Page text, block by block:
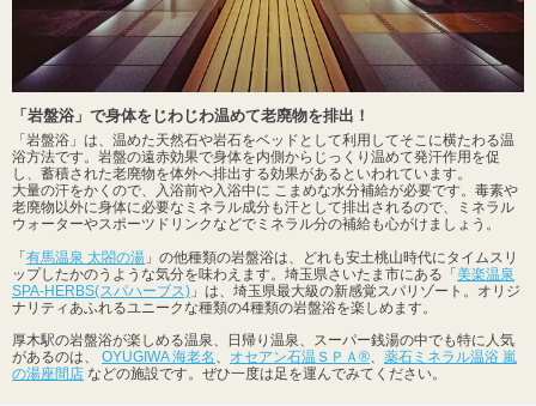
「岩盤浴」で身体をじわじわ温めて老廃物を排出！
「岩盤浴」は、温めた天然石や岩石をベッドとして利用してそこに横たわる温
浴方法です。岩盤の遠赤効果で身体を内側からじっくり温めて発汗作用を促
し、蓄積された老廃物を体外へ排出する効果があるといわれています。
大量の汗をかくので、入浴前や入浴中に こまめな水分補給が必要です。毒素や
老廃物以外に身体に必要なミネラル成分も汗として排出されるので、ミネラル
ウォーターやスポーツドリンクなどでミネラル分の補給も心がけましょう。
「 有馬温泉 太閤の湯 」の他種類の岩盤浴は、どれも安土桃山時代にタイムスリ
ップしたかのうような気分を味わえます。埼玉県さいたま市にある「 美楽温泉
SPA-HERBS(スパハーブス) 」は、埼玉県最大級の新感覚スパリゾート。オリジ
ナリティあふれるユニークな種類の4種類の岩盤浴を楽しめます。
厚木駅の岩盤浴が楽しめる温泉、日帰り温泉、スーパー銭湯の中でも特に人気
があるのは、 OYUGIWA 海老名 、 オセアン石温ＳＰＡ®、 薬石ミネラル温浴 嵐
の湯座間店 などの施設です。ぜひ一度は足を運んでみてください。